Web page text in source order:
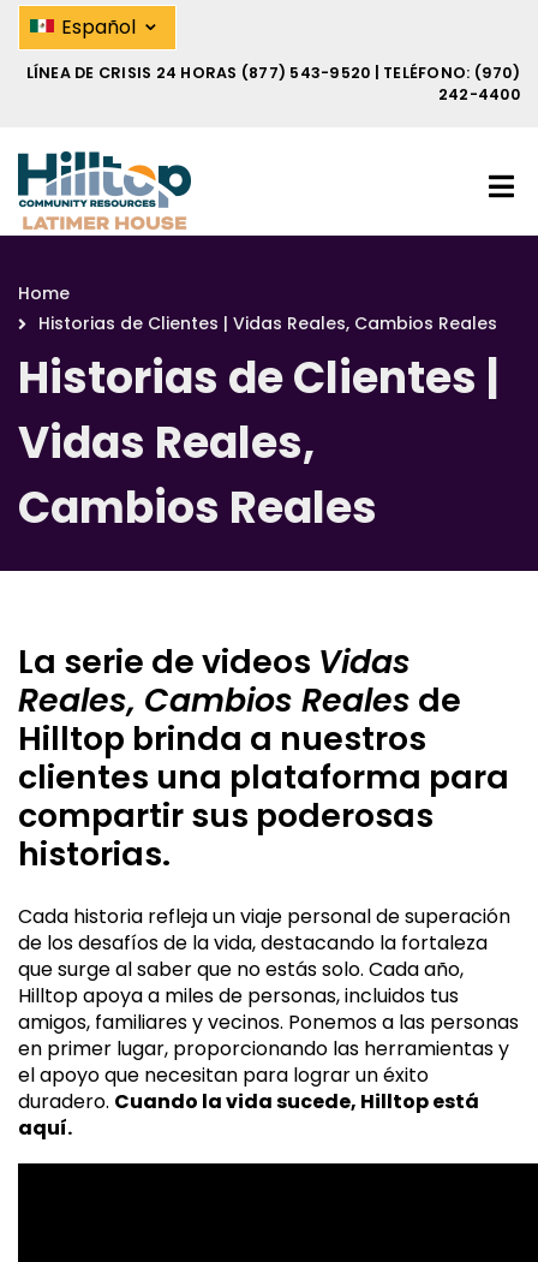
Historias de Clientes | Vidas
Skip
main
Español ⌄
LÍNEA DE CRISIS 24 HORAS (877) 543-9520 | TELÉFONO: (970)
242-4400
Breadcrumb
Home
Historias de Clientes | Vidas Reales, Cambios Reales
Historias de Clientes |
Vidas Reales,
Cambios Reales
La serie de videos Vidas
Reales, Cambios Reales de
Hilltop brinda a nuestros
clientes una plataforma para
compartir sus poderosas
historias.
Cada historia refleja un viaje personal de superación
de los desafíos de la vida, destacando la fortaleza
que surge al saber que no estás solo. Cada año,
Hilltop apoya a miles de personas, incluidos tus
amigos, familiares y vecinos. Ponemos a las personas
en primer lugar, proporcionando las herramientas y
el apoyo que necesitan para lograr un éxito
duradero. Cuando la vida sucede, Hilltop está
aquí.